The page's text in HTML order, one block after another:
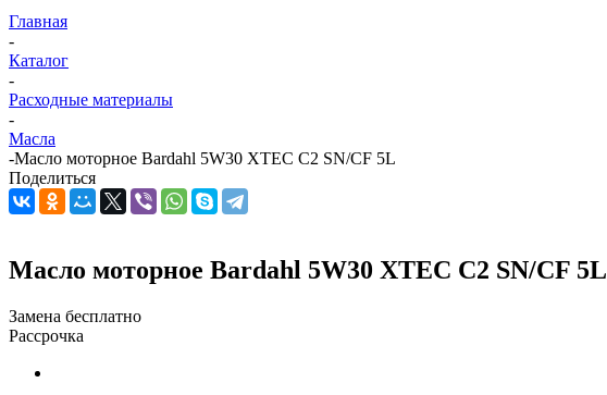
Главная
-
Каталог
-
Расходные материалы
-
Масла
-Масло мотоpное Bardahl 5W30 XTEC C2 SN/CF 5L
Поделиться
Масло мотоpное Bardahl 5W30 XTEC C2 SN/CF 5L
Замена бесплатно
Рассрочка